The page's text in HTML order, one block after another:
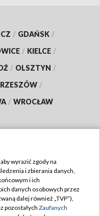
/ GDAŃSK /
/ KIELCE /
/ OLSZTYN /
RZESZÓW /
/ WROCŁAW
wyrazić zgody na
i zbierania danych,
i ich
danych osobowych przez
dalej również „TVP”),
pozostałych Zaufanych